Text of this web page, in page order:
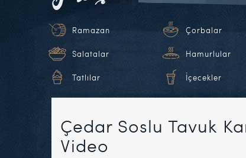
Ramazan Çorbalar
Salatalar Hamurlular
Tatlılar İçecekler
Çedar Soslu Tavuk
Video